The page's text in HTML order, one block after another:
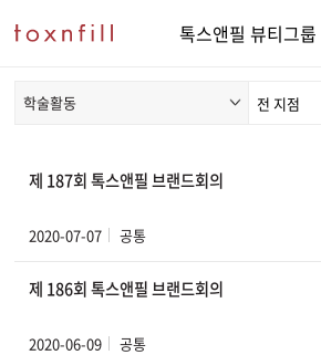
톡스앤필 뷰티그룹
학술활동
제 187회 톡스앤필 브랜드회의
2020-07-07 공통
제 186회 톡스앤필 브랜드회의
2020-06-09 공통